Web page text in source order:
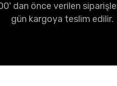
dan önce verilen
gün kargoya teslim edilir.